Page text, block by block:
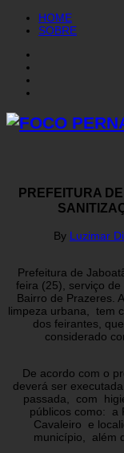
HOME
SOBRE
PREFEITURA
By Luzimar
Prefeitura de
feira (25), serviço
Bairro de Prazeres.
limpeza urbana, tem
dos feirantes,
considerado
De acordo com o
deverá ser
passada, com
públicos como: a
Cavaleiro e
município, além